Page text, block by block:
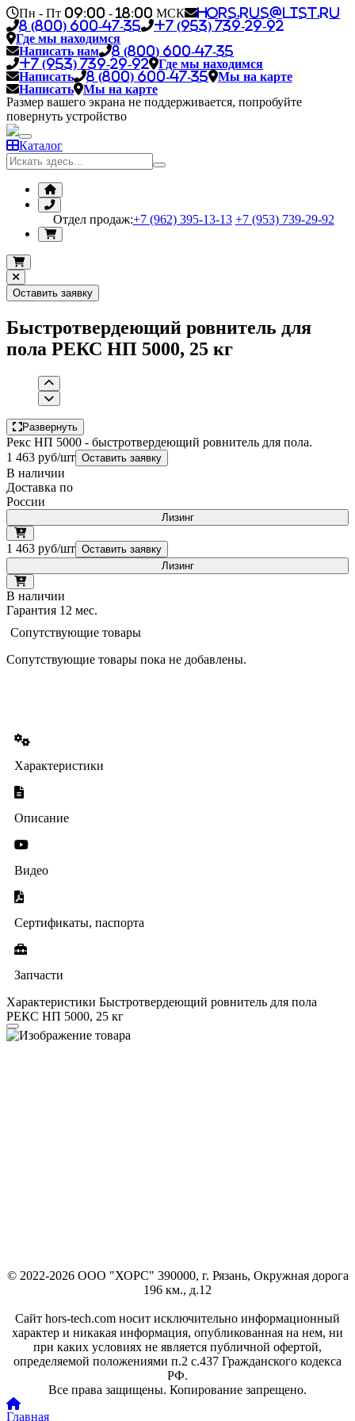
Пн - Пт 09:00 - 18:00 МСК
hors.rus@list.ru
8 (800) 600-47-35
+7 (953) 739-29-92
Где мы находимся
Написать нам
8 (800) 600-47-35
+7 (953) 739-29-92
Где мы находимся
Написать
8 (800) 600-47-35
Мы на карте
Написать
Мы на карте
Размер вашего экрана не поддерживается, попробуйте
повернуть устройство
Каталог
Отдел продаж:+7 (962) 395-13-13 +7 (953) 739-29-92
Оставить заявку
Быстротвердеющий ровнитель для
пола РЕКС НП 5000, 25 кг
Развернуть
Рекс НП 5000 - быстротвердеющий ровнитель для пола.
1 463 руб/шт Оставить заявку
В наличии
Доставка по
России
Лизинг
1 463 руб/шт Оставить заявку
Лизинг
В наличии
Гарантия 12 мес.
Сопутствующие товары
Сопутствующие товары пока не добавлены.
Характеристики
Описание
Видео
Сертификаты, паспорта
Запчасти
Характеристики Быстротвердеющий ровнитель для пола
РЕКС НП 5000, 25 кг
© 2022-2026 ООО "ХОРС" 390000, г. Рязань, Окружная дорога
196 км., д.12
Сайт hors-tech.com носит исключительно информационный
характер и никакая информация, опубликованная на нем, ни
при каких условиях не является публичной офертой,
определяемой положениями п.2 с.437 Гражданского кодекса
РФ.
Все права защищены. Копирование запрещено.
Главная